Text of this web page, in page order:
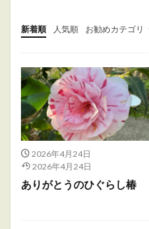
新着順 人気順 お勧めカテゴリ
Uncategorized
2026年4月24日
2026年4月24日
ありがとうのひぐらし椿